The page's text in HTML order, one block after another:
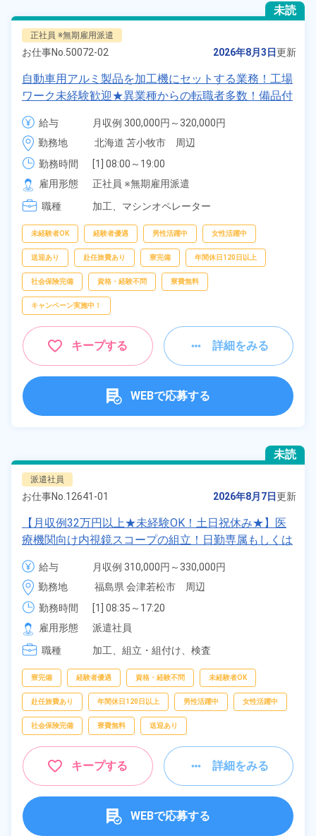
未読
正社員 ※無期雇用派遣
お仕事No. 50072-02 2026年8月3日更新
自動車用アルミ製品を加工機にセットする業務！工場
ワーク未経験歓迎★異業種からの転職者多数！備品付
き1R寮完備＆赴任旅費会社負担◎寮から無料送迎あ
り！年間休日167日！《北海道苫小牧市》
給与
月収例 300,000円～320,000円
給与 228,300円～228,300円
勤務地
北海道 苫小牧市　周辺
勤務時間
[1] 08:00～19:00
[2] 20:00～07:00
雇用形態
正社員 ※無期雇用派遣
職種
加工、 マシンオペレーター
未経験者OK 経験者優遇 男性活躍中 女性活躍中
送迎あり 赴任旅費あり 寮完備 年間休日120日以上
社会保険完備 資格・経験不問 寮費無料
キャンペーン実施中！
キープする 詳細をみる
WEBで応募する
未読
派遣社員
お仕事No. 12641-01 2026年8月7日更新
【月収例32万円以上★未経験OK！土日祝休み★】医
療機関向け内視鏡スコープの組立！日勤専属もしくは
2交替勤務選択可★年間休日120日★ワンルーム寮完
備！通勤ラクラク無料送迎あり◎20代～40代の男女
活躍中！マイカー通勤OK◎無料駐車場あり★赴任旅
費会社負担！日払いあり◎空調完備で快適作業★《福
島県会津若松市》
給与
月収例 310,000円～330,000円
時給 1,600円～1,600円
勤務地
福島県 会津若松市　周辺
勤務時間
[1] 08:35～17:20
[2] 16:55～01:40
[3] 00:30～09:35
雇用形態
派遣社員
職種
加工、 組立・組付け、 検査
寮完備 経験者優遇 資格・経験不問 未経験者OK
赴任旅費あり 年間休日120日以上 男性活躍中 女性活躍中
社会保険完備 寮費無料 送迎あり
キープする 詳細をみる
WEBで応募する